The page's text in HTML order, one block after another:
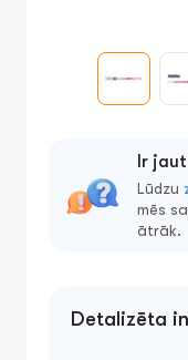
Ir
Lūdzu
mēs
ātrāk.
Detalizēta